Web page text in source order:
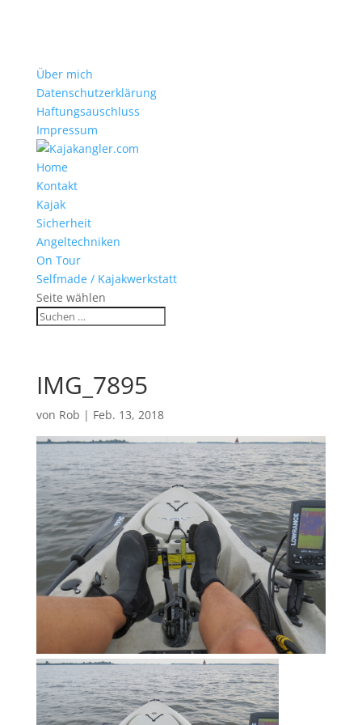
Über mich
Datenschutzerklärung
Haftungsauschluss
Impressum
Home
Kontakt
Kajak
Sicherheit
Angeltechniken
On Tour
Selfmade / Kajakwerkstatt
Seite wählen
IMG_7895
von Rob | Feb. 13, 2018